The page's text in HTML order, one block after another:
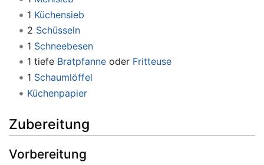
1 Küchensieb
2 Schüsseln
1 Schneebesen
1 tiefe Bratpfanneoder Fritteuse
1 Schaumlöffel
Küchenpapier
Zubereitung
Vorbereitung